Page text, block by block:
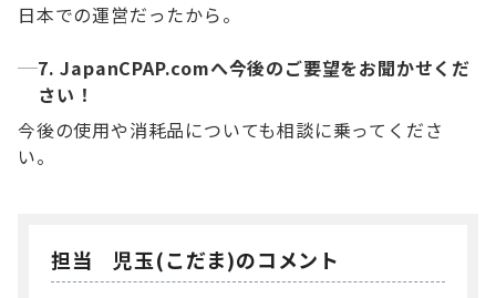
日本での運営だったから。
7. JapanCPAP.comへ今後のご要望をお聞かせくだ
さい！
今後の使用や消耗品についても相談に乗ってくださ
い。
担当 児玉(こだま)のコメント